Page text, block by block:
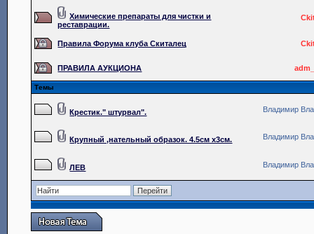
Химические препараты для чистки и
реставрации.
Правила Форума клуба Скиталец
ПРАВИЛА АУКЦИОНА
Темы
Крестик." штурвал". Владимир
Крупный ,нательный образок. 4.5см х3см. Владимир
ЛЕВ Владимир